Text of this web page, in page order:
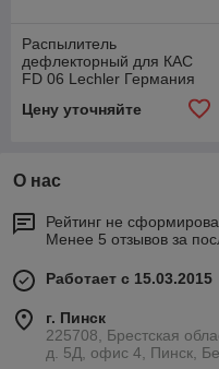
Распылитель
дефлекторный для КАС
FD 06 Lechler Германия
Цену уточняйте
О нас
Рейтинг не
Менее 5 отзывов за
Работает с 15.03.2015
г. Пинск
225708, Брестская
д. 5Д, офис 4, Пинск,